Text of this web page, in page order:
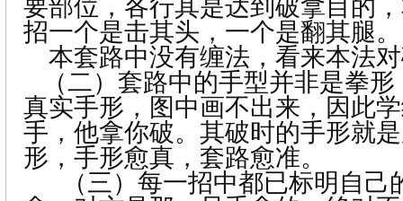
要部位，各行其是达到破拿目的
招一个是击其头，一个是翻其腿。
本套路中没有缠法，看来本法
（二）套路中的手型并非是拳
真实手形，图中画不出来，因此
手，他拿你破。其破时的手形就
形，手形愈真，套路愈准。
（三）每一招中都已标明自己